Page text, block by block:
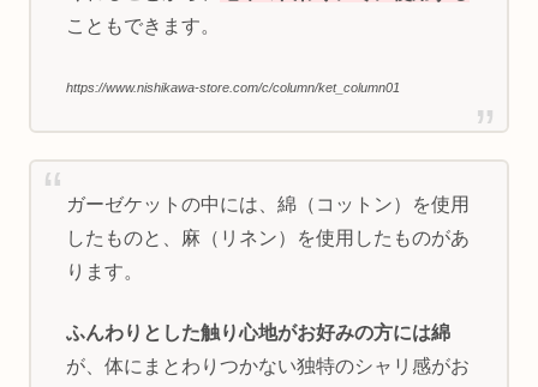
こともできます。
https://www.nishikawa-store.com/c/column/ket_column01
ガーゼケットの中には、綿（コットン）を使用
したものと、麻（リネン）を使用したものがあ
ります。
ふんわりとした触り心地がお好みの方には綿
が、体にまとわりつかない独特のシャリ感がお